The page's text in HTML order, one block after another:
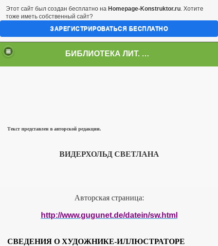
БИБЛИОТЕКА ЛИТ. ИНСТИТУТА ИМ. А.П.ЧЕХОВА
Текст представлен в авторской редакции.
ВИДЕРХОЛЬД СВЕТЛАНА
Авторская страница:
http://www.gugunet.de/datein/sw.html
СВЕДЕНИЯ О ХУДОЖНИКЕ-ИЛЛЮСТРАТОРЕ
Этот сайт был создан бесплатно на Homepage-Konstruktor.ru. Хотите
тоже иметь собственный сайт?
ЗАРЕГИСТРИРОВАТЬСЯ БЕСПЛАТНО